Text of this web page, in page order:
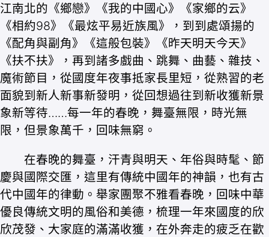
江南北的《鄉戀》《我的中國心》《家鄉的云》
《相約98》《最炫平易近族風》，到到處頌揚的
《配角與副角》《這般包裝》《昨天明天今天》
《扶不扶》，再到諸多戲曲、跳舞、曲藝、雜技、
魔術節目，從國度年夜事抵家長里短，從熟習的老
面貌到新人新事新發明，從回想過往到新收獲新景
象新等待……每一年的春晚，舞臺無限，時光無
限，但景象萬千，回味無窮。
在春晚的舞臺，汗青與明天、年俗與時髦、節
慶與國際交匯，這里有傳統中國年的神韻，也有古
代中國年的律動。舉家團聚不雅看春晚，回味中華
優良傳統文明的風俗和美德，梳理一年來國度的欣
欣茂發、大家庭的滿滿收獲，在外奔走的疲乏在歡